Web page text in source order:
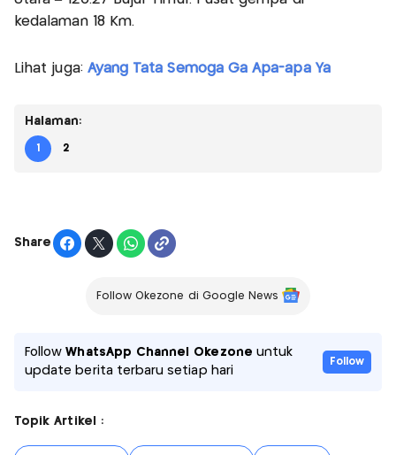
kedalaman 18 Km.
Lihat juga: Ayang Tata Semoga Ga Apa-apa Ya
Halaman:
1 2
Share
Follow Okezone di Google News
FollowWhatsApp Channel Okezone untuk
update berita terbaru setiap hari
Follow
Topik Artikel :